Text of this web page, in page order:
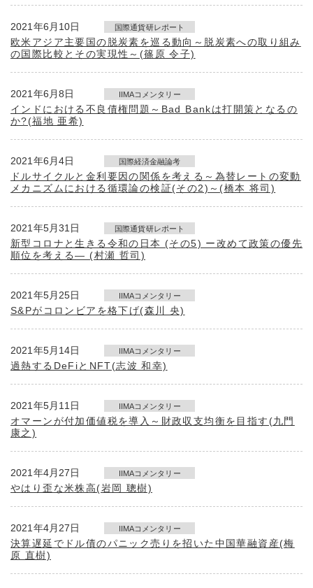
2021年6月10日 国際通貨研レポート
欧米アジア主要国の脱炭素を巡る動向～脱炭素への取り組み
の国際比較とその実現性～(篠原 令子)
2021年6月8日 IIMAコメンタリー
インドにおける不良債権問題～Bad Bankは打開策となるの
か?(福地 亜希)
2021年6月4日 国際経済金融論考
ドルサイクルと金利要因の関係を考える～為替レートの変動
メカニズムにおける循環論の検証(その2)～(橋本 将司)
2021年5月31日 国際通貨研レポート
新型コロナと生きる令和の日本 (その5) ー改めて政策の優先
順位を考える― (村瀬 哲司)
2021年5月25日 IIMAコメンタリー
S&Pがコロンビアを格下げ(森川 央)
2021年5月14日 IIMAコメンタリー
過熱するDeFiとNFT(志波 和幸)
2021年5月11日 IIMAコメンタリー
オマーンが付加価値税を導入～財政収支均衡を目指す(九門
康之)
2021年4月27日 IIMAコメンタリー
やはり歪な米株高(岩岡 聰樹)
2021年4月27日 IIMAコメンタリー
決算遅延でドル債のパニック売りを招いた中国華融資産(梅
原 直樹)